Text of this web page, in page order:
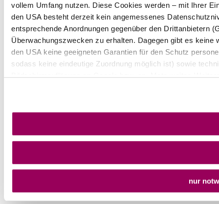
vollem Umfang nutzen. Diese Cookies werden – mit Ihrer
den USA besteht derzeit kein angemessenes
entsprechende Anordnungen gegenüber den Drittanbietern
Überwachungszwecken zu erhalten. Dagegen gibt es
den USA keine geeigneten Garantien für den Schutz
sodass keine eindeutige Zuordnung möglich ist) sowie
Bildschirmauflösung an Google bzw. an. Meta weiter.
nur